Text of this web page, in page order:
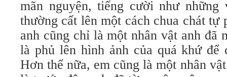
mãn nguyện, tiếng cười như những
thường cất lên một cách chua chát
anh cũng chỉ là một nhân vật anh đã
là phủ lên hình ảnh của quá khứ để
Hơn thế nữa, em cũng là một nhân